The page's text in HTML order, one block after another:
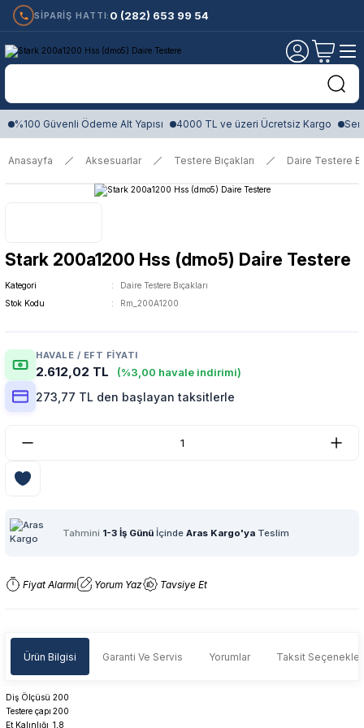
SİPARİŞ HATTI: 0 (282) 653 99 54
%100 Güvenli Ödeme Alt Yapısı 4000 TL ve üzeri Ücretsiz Kargo
Anasayfa Aksesuarlar Testere Bıçakları Daire Testere
Stark 200a1200 Hss (dmo5) Dai̇re Testere
Kategori
Daire Testere Bıçakları
Stok Kodu
Rm_200A1200
HAVALE / EFT FIYATI
2.612,02 TL (%3,00 havale indirimi)
273,77 TL den başlayan taksitlerle
Tahmini 1-3 İş Günü İçinde Aras Kargo'ya Teslim
Fiyat Alarmı Yorum Yaz Tavsiye Et
Ürün Bilgisi Garanti Ve Servis Yorumlar Taksit
Diş Ölçüsü 200
Testere çapı 200
Et Kalınlığı 1,8